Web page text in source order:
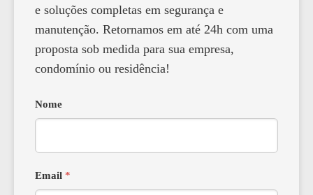
e soluções completas em segurança e
manutenção. Retornamos em até 24h com uma
proposta sob medida para sua empresa,
condomínio ou residência!
Nome
Email *